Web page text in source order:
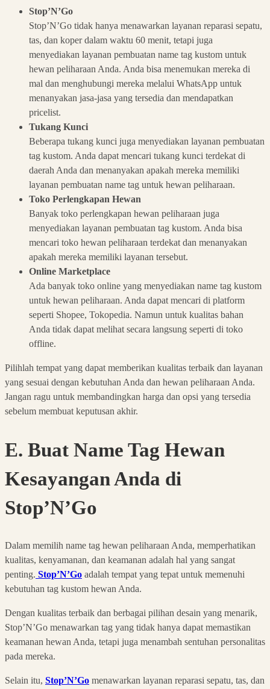
Stop’N’Go
Stop’N’Go tidak hanya menawarkan layanan reparasi sepatu,
tas, dan koper dalam waktu 60 menit, tetapi juga
menyediakan layanan pembuatan name tag kustom untuk
hewan peliharaan Anda. Anda bisa menemukan mereka di
mal dan menghubungi mereka melalui WhatsApp untuk
menanyakan jasa-jasa yang tersedia dan mendapatkan
pricelist.
Tukang Kunci
Beberapa tukang kunci juga menyediakan layanan pembuatan
tag kustom. Anda dapat mencari tukang kunci terdekat di
daerah Anda dan menanyakan apakah mereka memiliki
layanan pembuatan name tag untuk hewan peliharaan.
Toko Perlengkapan Hewan
Banyak toko perlengkapan hewan peliharaan juga
menyediakan layanan pembuatan tag kustom. Anda bisa
mencari toko hewan peliharaan terdekat dan menanyakan
apakah mereka memiliki layanan tersebut.
Online Marketplace
Ada banyak toko online yang menyediakan name tag kustom
untuk hewan peliharaan. Anda dapat mencari di platform
seperti Shopee, Tokopedia. Namun untuk kualitas bahan
Anda tidak dapat melihat secara langsung seperti di toko
offline.
Pilihlah tempat yang dapat memberikan kualitas terbaik dan layanan
yang sesuai dengan kebutuhan Anda dan hewan peliharaan Anda.
Jangan ragu untuk membandingkan harga dan opsi yang tersedia
sebelum membuat keputusan akhir.
E. Buat Name Tag Hewan
Kesayangan Anda di
Stop’N’Go
Dalam memilih name tag hewan peliharaan Anda, memperhatikan
kualitas, kenyamanan, dan keamanan adalah hal yang sangat
penting. Stop’N’Go adalah tempat yang tepat untuk memenuhi
kebutuhan tag kustom hewan Anda.
Dengan kualitas terbaik dan berbagai pilihan desain yang menarik,
Stop’N’Go menawarkan tag yang tidak hanya dapat memastikan
keamanan hewan Anda, tetapi juga menambah sentuhan personalitas
pada mereka.
Selain itu, Stop’N’Go menawarkan layanan reparasi sepatu, tas, dan